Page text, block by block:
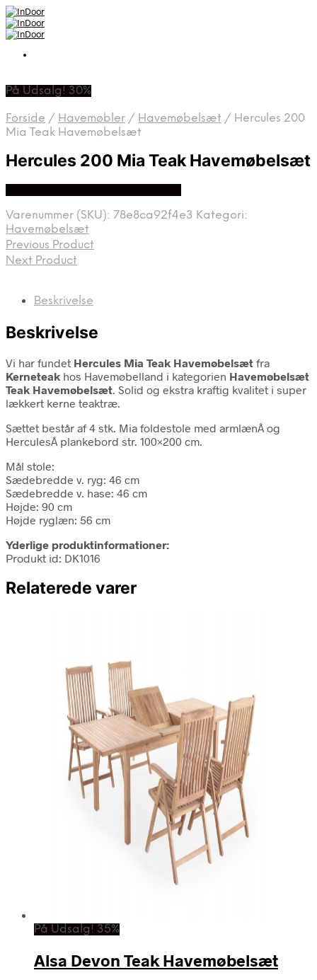
På Udsalg! 30%
Forside / Havemøbler / Havemøbelsæt / Hercules 200
Mia Teak Havemøbelsæt
Hercules 200 Mia Teak Havemøbelsæt
Varenummer (SKU): 78e8ca92f4e3 Kategori:
Havemøbelsæt
Previous Product
Next Product
Beskrivelse
Beskrivelse
Vi har fundet Hercules Mia Teak Havemøbelsæt fra
Kerneteak hos Havemøbelland i kategorien Havemøbelsæt
Teak Havemøbelsæt. Solid og ekstra kraftig kvalitet i super
lækkert kerne teaktræ.
Sættet består af 4 stk. Mia foldestole med armlænÂ og
HerculesÂ plankebord str. 100×200 cm.
Mål stole:
Sædebredde v. ryg: 46 cm
Sædebredde v. hase: 46 cm
Højde: 90 cm
Højde ryglæn: 56 cm
Yderlige produktinformationer:
Produkt id: DK1016
Relaterede varer
På Udsalg! 35%
Alsa Devon Teak Havemøbelsæt